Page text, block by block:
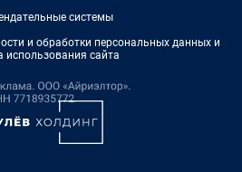
системы
и обработки персональных данных и
использования сайта